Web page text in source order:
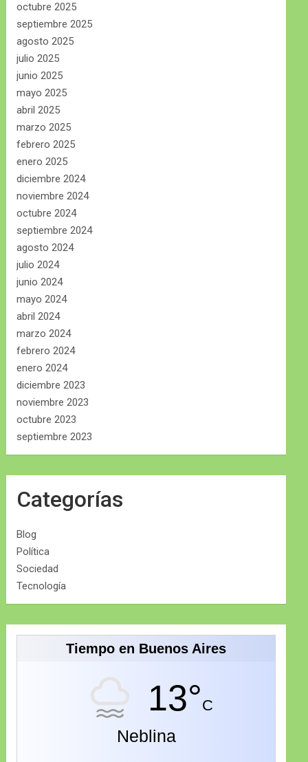
octubre 2025
septiembre 2025
agosto 2025
julio 2025
junio 2025
mayo 2025
abril 2025
marzo 2025
febrero 2025
enero 2025
diciembre 2024
noviembre 2024
octubre 2024
septiembre 2024
agosto 2024
julio 2024
junio 2024
mayo 2024
abril 2024
marzo 2024
febrero 2024
enero 2024
diciembre 2023
noviembre 2023
octubre 2023
septiembre 2023
Categorías
Blog
Política
Sociedad
Tecnología
Tiempo en Buenos Aires
13°C
Neblina